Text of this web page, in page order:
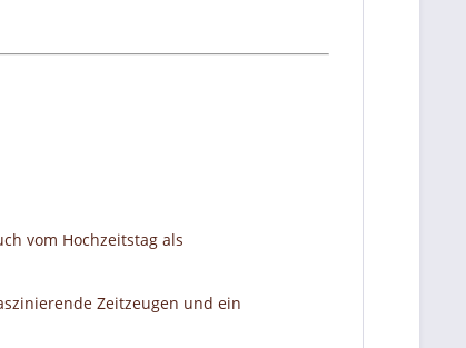
vom Hochzeitstag als
Zeitzeugen und ein